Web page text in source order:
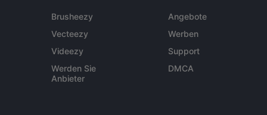
Brusheezy
Vecteezy
Videezy
Werden Sie
Anbieter
Angebote
Werben
Support
DMCA